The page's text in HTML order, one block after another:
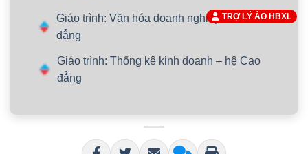
Giáo trình: Văn hóa doanh nghiệp – hệ Cao
đẳng
Giáo trình: Thống kê kinh doanh – hệ Cao
đẳng
TRỢ LÝ ẢO HBXL